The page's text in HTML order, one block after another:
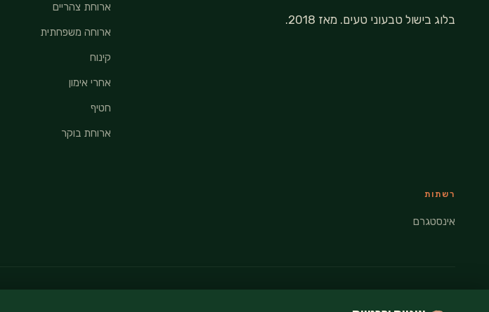
בלוג בישול טבעוני טעים. מאז 2018.
ארוחת צהריים
ארוחה משפחתית
קינוח
אחרי אימון
חטיף
ארוחת בוקר
רשתות
אינסטגרם